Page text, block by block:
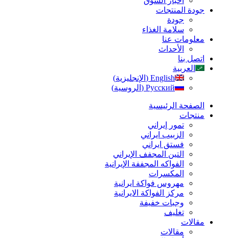
جودة المنتجات
جودة
سلامة الغذاء
معلومات عنا
الأحداث
اتصل بنا
العربية
English
( الإنجليزية)
Русский
( الروسية)
الصفحة الرئیسیة
منتجات
تمور إيراني
الزبیب ايراني
فستق ایراني
التين المجفف الإيراني
الفواكه المجففة الإيرانية
المكسرات
مهروس فواکة ایرانیة
مرکز الفواکة الایرانیة
وجبات خفيفة
تغليف
مقالات
مقالات